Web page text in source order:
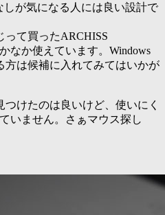
が気になる人には良い設計で
って買ったARCHISS
なか使えています。Windows
方は候補に入れてみてはいかが
けたのは良いけど、使いにく
いません。さぁマウス探し